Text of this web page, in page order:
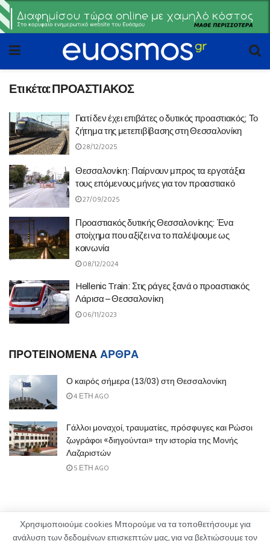
Ετικέτα:ΠΡΟΑΣΤΙΑΚΟΣ
Γιατί δεν έχει επιβάτες ο δυτικός προαστιακός; Το
ζήτημα της μετεπιβίβασης στη Θεσσαλονίκη
28/12/2025
Θεσσαλονίκη: Παίρνουν μπρος τα εργοτάξια
τους επόμενους μήνες για τον προαστιακό
27/09/2025
Προαστιακός δυτικής Θεσσαλονίκης: Ένα
στοίχημα που αξίζει να το παλέψουμε ως
κοινωνία
08/12/2024
Hellenic Train: Στις ράγες ξανά ο προαστιακός
Λάρισα – Θεσσαλονίκη
06/11/2023
ΠΡΟΤΕΙΝΟΜΕΝΑΑΡΘΡΑ
Ο καιρός σήμερα (13/03) στη Θεσσαλονίκη
4 ΈΤΗ AGO
Γάλλοι μοναχοί, τραυματίες, πρόσφυγες και Ρώσοι
ζωγράφοι «διηγούνται» την ιστορία της Μονής
Λαζαριστών
5 ΈΤΗ AGO
Χρησιμοποιούμε cookies Μπορούμε να τα τοποθετήσουμε για
ανάλυση των δεδομένων επισκεπτών μας, για να βελτιώσουμε τον